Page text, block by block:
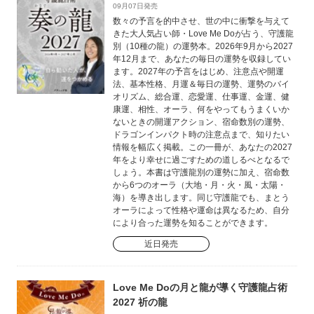
09月07日発売
数々の予言を的中させ、世の中に衝撃を与えて
きた大人気占い師・Love Me Doが占う、守護龍
別（10種の龍）の運勢本。2026年9月から2027
年12月まで、あなたの毎日の運勢を収録してい
ます。2027年の予言をはじめ、注意点や開運
法、基本性格、月運＆毎日の運勢、運勢のバイ
オリズム、総合運、恋愛運、仕事運、金運、健
康運、相性、オーラ、何をやってもうまくいか
ないときの開運アクション、宿命数別の運勢、
ドラゴンインパクト時の注意点まで、知りたい
情報を幅広く掲載。この一冊が、あなたの2027
年をより幸せに過ごすための道しるべとなるで
しょう。本書は守護龍別の運勢に加え、宿命数
から6つのオーラ（大地・月・火・風・太陽・
海）を導き出します。同じ守護龍でも、まとう
オーラによって性格や運命は異なるため、自分
により合った運勢を知ることができます。
近日発売
Love Me Doの月と龍が導く守護龍占術
2027 祈の龍